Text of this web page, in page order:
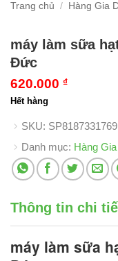
Trang chủ / Hàng Gia
máy làm sữa
Đức
620.000 ₫
Hết hàng
SKU: SP8187331769
Danh mục: Hàng
Thông tin chi
máy làm sữa